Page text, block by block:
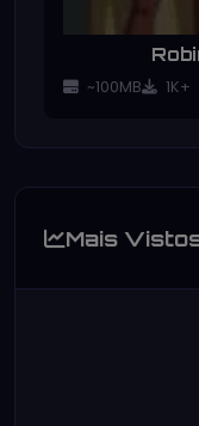
~100MB 1K+
Mais